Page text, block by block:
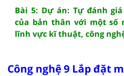
Bài 5: Dự án: Tự đánh
của bản thân với một số
lĩnh vực kĩ thuật, công
Công nghệ 9 Lắp đặt